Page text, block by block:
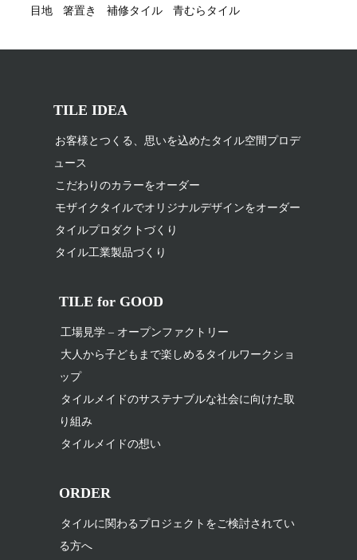
目地
箸置き 補修タイル 青むらタイル
TILE IDEA
お客様とつくる、思いを込めたタイル空間プロデ
ュース
こだわりのカラーをオーダー
モザイクタイルでオリジナルデザインをオーダー
タイルプロダクトづくり
タイル工業製品づくり
TILE for GOOD
工場見学 – オープンファクトリー
大人から子どもまで楽しめるタイルワークショ
ップ
タイルメイドのサステナブルな社会に向けた取
り組み
タイルメイドの想い
ORDER
タイルに関わるプロジェクトをご検討されてい
る方へ